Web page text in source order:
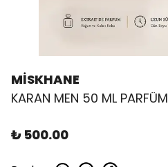
MİSKHANE
KARAN MEN 50 ML PARFÜM
₺ 500.00